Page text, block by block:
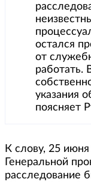
остался
от
работать.
указания
поясняет
К слову, 25
Генеральной
расследование